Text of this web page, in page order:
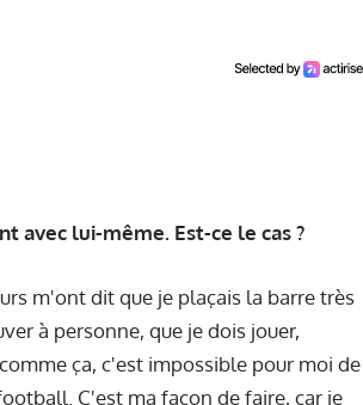
avec lui-même. Est-ce le cas ?
m'ont dit que je plaçais la barre très
à personne, que je dois jouer,
ça, c'est impossible pour moi de
C'est ma façon de faire, car je